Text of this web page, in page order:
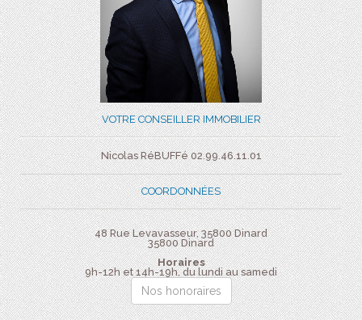
VOTRE CONSEILLER IMMOBILIER
Nicolas RéBUFFé 02.99.46.11.01
COORDONNÉES
48 Rue Levavasseur, 35800 Dinard
35800 Dinard
Horaires
9h-12h et 14h-19h, du lundi au samedi
Nos honoraires